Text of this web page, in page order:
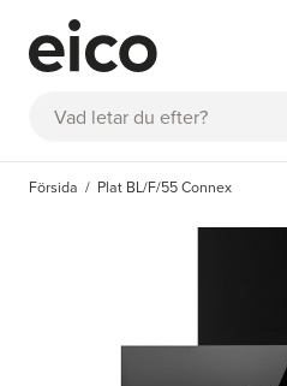
Sök
Försida Plat BL/F/55 Connex